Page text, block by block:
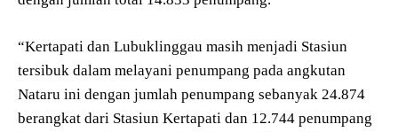
“Kertapati dan Lubuklinggau masih menjadi Stasiun
tersibuk dalam melayani penumpang pada angkutan
Nataru ini dengan jumlah penumpang sebanyak 24.874
berangkat dari Stasiun Kertapati dan 12.744 penumpang